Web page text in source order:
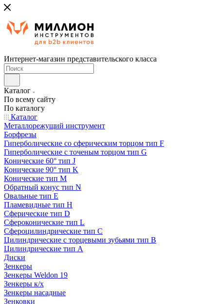
Интернет-магазин представительского класса
Каталог
По всему сайту
По каталогу
Каталог
Металлорежущий инструмент
Борфрезы
Гиперболические cо сферическим торцом тип F
Гиперболические с точеным торцом тип G
Конические 60° тип J
Конические 90° тип K
Конические тип M
Обратный конус тип N
Овальные тип E
Пламевидные тип H
Сферические тип D
Сфероконические тип L
Сфероцилиндрические тип C
Цилиндрические с торцевыми зубьями тип B
Цилиндрические тип А
Диски
Зенкеры
Зенкеры Weldon 19
Зенкеры к/х
Зенкеры насадные
Зенковки